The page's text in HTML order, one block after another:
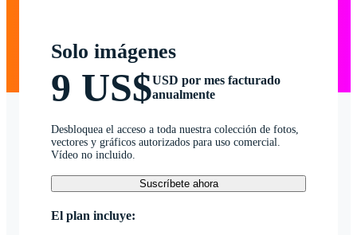
Solo imágenes
9 US$USD por mes facturado
anualmente
Desbloquea el acceso a toda nuestra colección de fotos,
vectores y gráficos autorizados para uso comercial.
Vídeo no incluido.
Suscríbete ahora
El plan incluye: